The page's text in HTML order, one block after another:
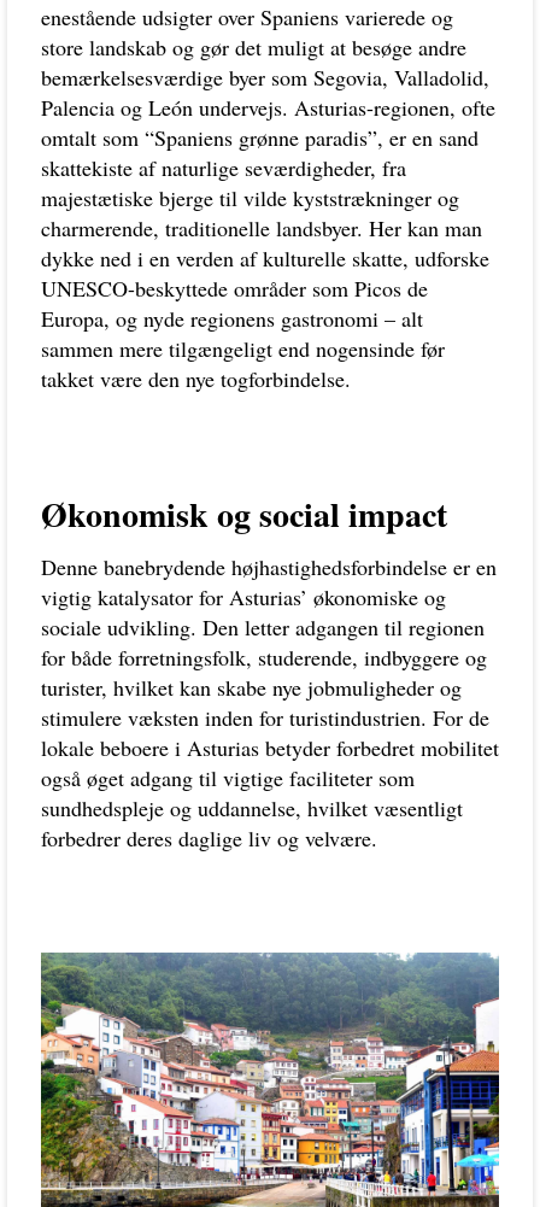
enestående udsigter over Spaniens varierede og
store landskab og gør det muligt at besøge andre
bemærkelsesværdige byer som Segovia, Valladolid,
Palencia og León undervejs. Asturias-regionen, ofte
omtalt som “Spaniens grønne paradis”, er en sand
skattekiste af naturlige seværdigheder, fra
majestætiske bjerge til vilde kyststrækninger og
charmerende, traditionelle landsbyer. Her kan man
dykke ned i en verden af kulturelle skatte, udforske
UNESCO-beskyttede områder som Picos de
Europa, og nyde regionens gastronomi – alt
sammen mere tilgængeligt end nogensinde før
takket være den nye togforbindelse.
Økonomisk og social impact
Denne banebrydende højhastighedsforbindelse er en
vigtig katalysator for Asturias’ økonomiske og
sociale udvikling. Den letter adgangen til regionen
for både forretningsfolk, studerende, indbyggere og
turister, hvilket kan skabe nye jobmuligheder og
stimulere væksten inden for turistindustrien. For de
lokale beboere i Asturias betyder forbedret mobilitet
også øget adgang til vigtige faciliteter som
sundhedspleje og uddannelse, hvilket væsentligt
forbedrer deres daglige liv og velvære.